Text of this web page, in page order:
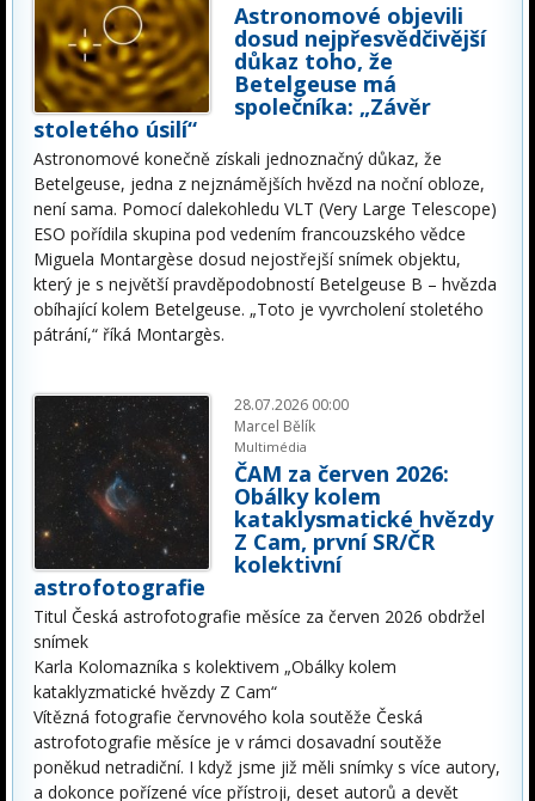
Astronomové objevili
dosud nejpřesvědčivější
důkaz toho, že
Betelgeuse má
společníka: „Závěr
stoletého úsilí“
Astronomové konečně získali jednoznačný důkaz, že
Betelgeuse, jedna z nejznámějších hvězd na noční obloze,
není sama. Pomocí dalekohledu VLT (Very Large Telescope)
ESO pořídila skupina pod vedením francouzského vědce
Miguela Montargèse dosud nejostřejší snímek objektu,
který je s největší pravděpodobností Betelgeuse B – hvězda
obíhající kolem Betelgeuse. „Toto je vyvrcholení stoletého
pátrání,“ říká Montargès.
28.07.2026 00:00
Marcel Bělík
Multimédia
ČAM za červen 2026:
Obálky kolem
kataklysmatické hvězdy
Z Cam, první SR/ČR
kolektivní
astrofotografie
Titul Česká astrofotografie měsíce za červen 2026 obdržel
snímek
Karla Kolomazníka s kolektivem „Obálky kolem
kataklyzmatické hvězdy Z Cam“
Vítězná fotografie červnového kola soutěže Česká
astrofotografie měsíce je v rámci dosavadní soutěže
poněkud netradiční. I když jsme již měli snímky s více autory,
a dokonce pořízené více přístroji, deset autorů a devět